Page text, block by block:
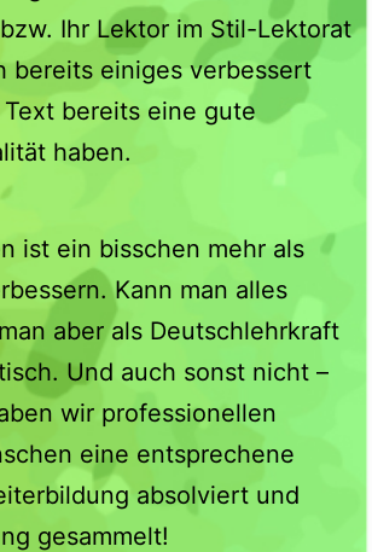
Ihr Lektor im Stil-Lektorat
bereits einiges verbessert
bereits eine gute
haben.
ist ein bisschen mehr als
Kann man alles
aber als Deutschlehrkraft
Und auch sonst nicht –
wir professionellen
eine entsprechene
absolviert und
gesammelt!